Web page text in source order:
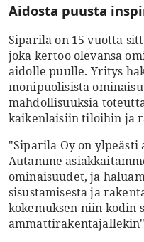
Aidosta puusta
Siparila on 15 vuotta
joka kertoo olevansa
aidolle puulle. Yritys
monipuolisista
mahdollisuuksia
kaikenlaisiin tiloihin ja
"Siparila Oy on ylpeästi
Autamme
ominaisuudet, ja
sisustamisesta ja
kokemuksen niin kodin